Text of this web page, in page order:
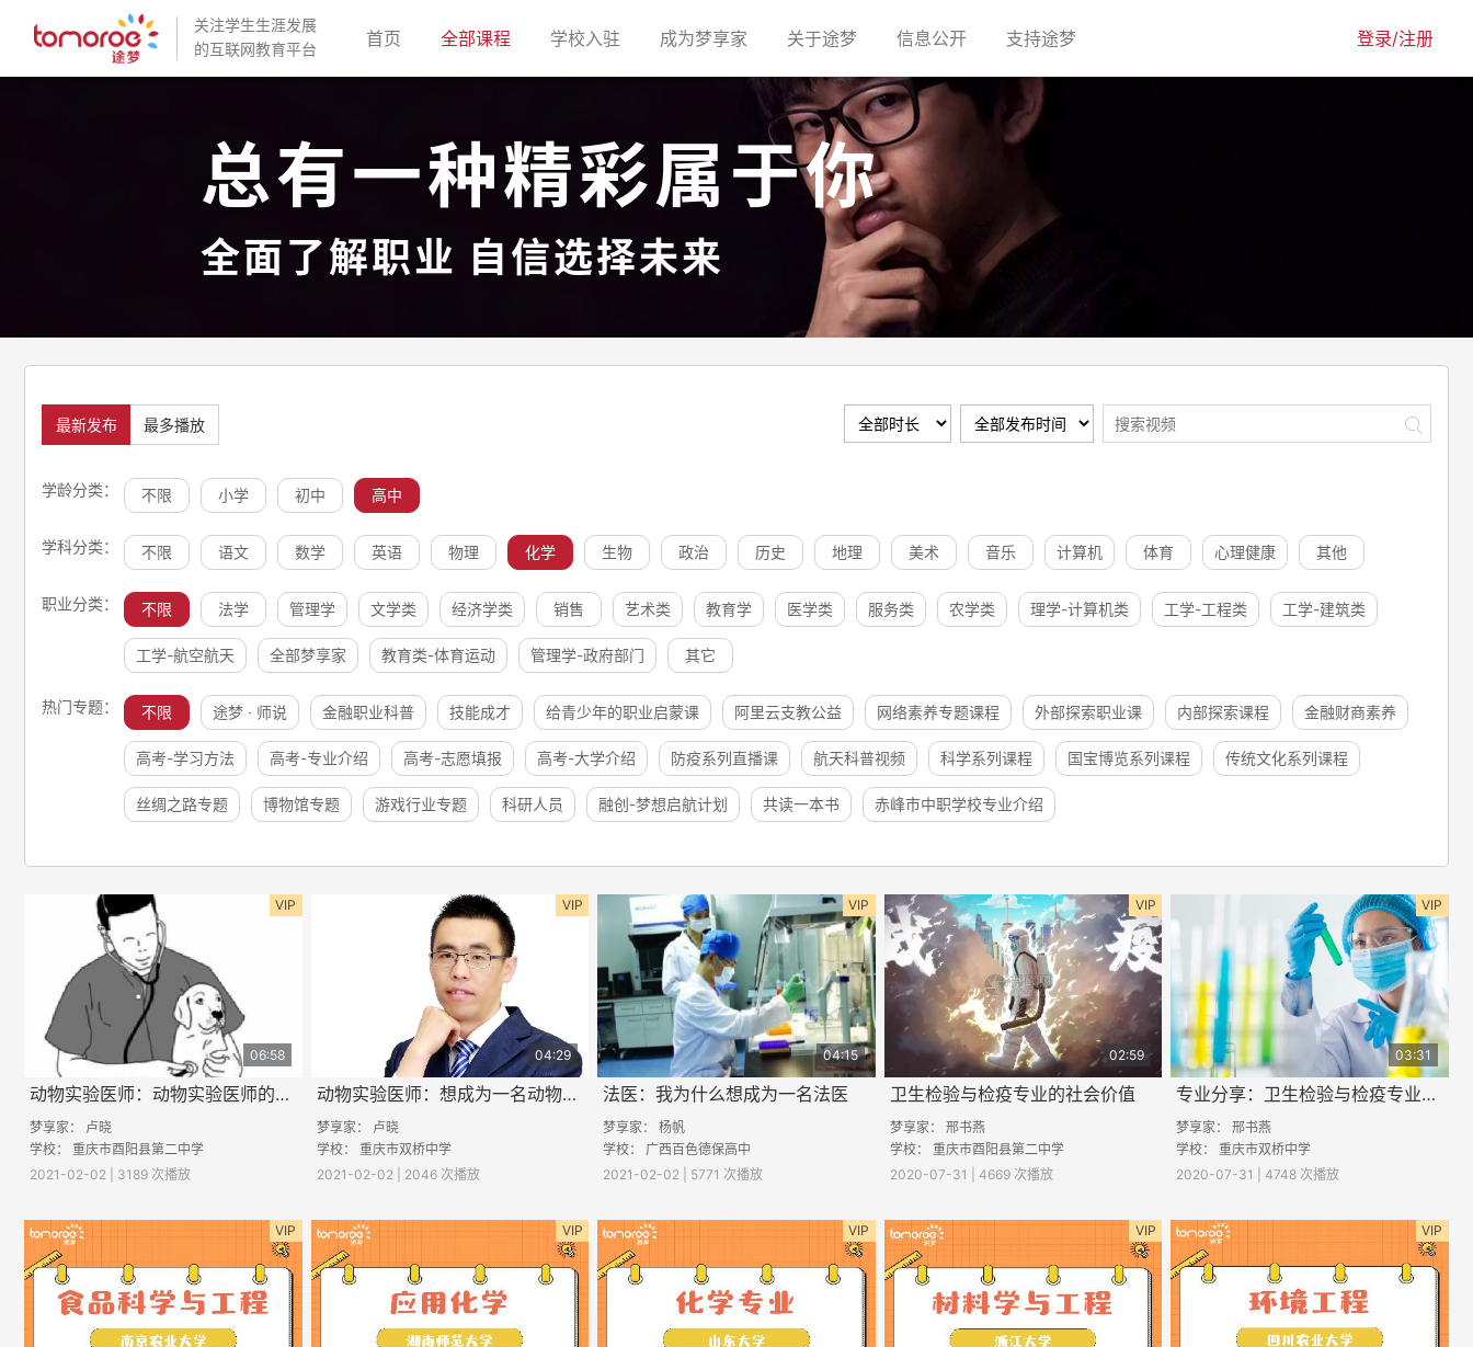
关注学生生涯发展
的互联网教育平台
首页(current)全部课程(current)学校入驻(current)成为梦享家(current)关于途梦(current)信息公开(current)支持途梦(current) 登录/注册
总有一种精彩属于你
全面了解职业 自信选择未来
最新发布 最多播放
学龄分类： 不限 小学 初中 高中
学科分类： 不限 语文 数学 英语 物理 化学 生物 政治 历史 地理 美术 音乐 计算机 体育 心理健康 其他
职业分类： 不限 法学 管理学 文学类 经济学类 销售 艺术类 教育学 医学类 服务类 农学类 理学-计算机类 工学-工程类 工学-建筑类
工学-航空航天 全部梦享家 教育类-体育运动 管理学-政府部门 其它
热门专题： 不限 途梦 · 师说 金融职业科普 技能成才 给青少年的职业启蒙课 阿里云支教公益 网络素养专题课程 外部探索职业课 内部探索课程 金融财商素养
高考-学习方法 高考-专业介绍 高考-志愿填报 高考-大学介绍 防疫系列直播课 航天科普视频 科学系列课程 国宝博览系列课程 传统文化系列课程
丝绸之路专题 博物馆专题 游戏行业专题 科研人员 融创-梦想启航计划 共读一本书 赤峰市中职学校专业介绍
VIP
06:58
动物实验医师：动物实验医师的工作都做些什么？
梦享家： 卢晓
学校： 重庆市酉阳县第二中学
2021-02-02 | 3189 次播放
VIP
04:29
动物实验医师：想成为一名动物实验医师该怎么做？
梦享家： 卢晓
学校： 重庆市双桥中学
2021-02-02 | 2046 次播放
VIP
04:15
法医：我为什么想成为一名法医
梦享家：杨帆
学校： 广西百色德保高中
2021-02-02 | 5771 次播放
VIP
02:59
卫生检验与检疫专业的社会价值
梦享家： 邢书燕
学校： 重庆市酉阳县第二中学
2020-07-31 | 4669 次播放
VIP
03:31
专业分享：卫生检验与检疫专业学什么的
梦享家：邢书燕
学校：重庆市双桥中学
2020-07-31 | 4748 次播放
VIP VIP VIP VIP VIP